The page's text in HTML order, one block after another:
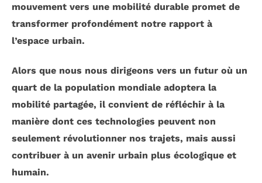
mouvement vers une mobilité durable promet de
transformer profondément notre rapport à
l’espace urbain.
Alors que nous nous dirigeons vers un futur où un
quart de la population mondiale adoptera la
mobilité partagée, il convient de réfléchir à la
manière dont ces technologies peuvent non
seulement révolutionner nos trajets, mais aussi
contribuer à un avenir urbain plus écologique et
humain.